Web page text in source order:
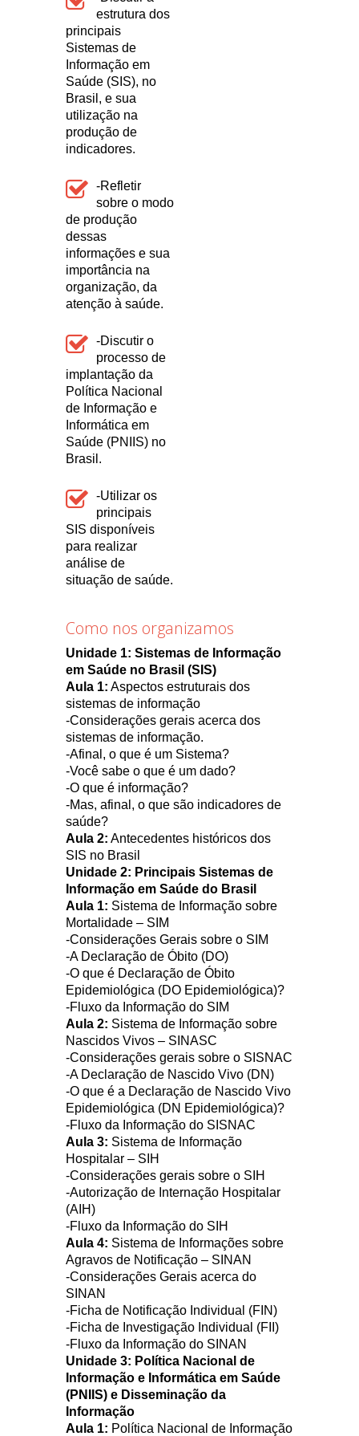
estrutura dos
principais
Sistemas de
Informação em
Saúde (SIS), no
Brasil, e sua
utilização na
produção de
indicadores.
-Refletir
sobre o modo
de produção
dessas
informações e sua
importância na
organização, da
atenção à saúde.
-Discutir o
processo de
implantação da
Política Nacional
de Informação e
Informática em
Saúde (PNIIS) no
Brasil.
-Utilizar os
principais
SIS disponíveis
para realizar
análise de
situação de saúde.
Como nos organizamos
Unidade 1: Sistemas de Informação
em Saúde no Brasil (SIS)
Aula 1: Aspectos estruturais dos
sistemas de informação
-Considerações gerais acerca dos
sistemas de informação.
-Afinal, o que é um Sistema?
-Você sabe o que é um dado?
-O que é informação?
-Mas, afinal, o que são indicadores de
saúde?
Aula 2: Antecedentes históricos dos
SIS no Brasil
Unidade 2: Principais Sistemas de
Informação em Saúde do Brasil
Aula 1: Sistema de Informação sobre
Mortalidade – SIM
-Considerações Gerais sobre o SIM
-A Declaração de Óbito (DO)
-O que é Declaração de Óbito
Epidemiológica (DO Epidemiológica)?
-Fluxo da Informação do SIM
Aula 2: Sistema de Informação sobre
Nascidos Vivos – SINASC
-Considerações gerais sobre o SISNAC
-A Declaração de Nascido Vivo (DN)
-O que é a Declaração de Nascido Vivo
Epidemiológica (DN Epidemiológica)?
-Fluxo da Informação do SISNAC
Aula 3: Sistema de Informação
Hospitalar – SIH
-Considerações gerais sobre o SIH
-Autorização de Internação Hospitalar
(AIH)
-Fluxo da Informação do SIH
Aula 4: Sistema de Informações sobre
Agravos de Notificação – SINAN
-Considerações Gerais acerca do
SINAN
-Ficha de Notificação Individual (FIN)
-Ficha de Investigação Individual (FII)
-Fluxo da Informação do SINAN
Unidade 3: Política Nacional de
Informação e Informática em Saúde
(PNIIS) e Disseminação da
Informação
Aula 1: Política Nacional de Informação